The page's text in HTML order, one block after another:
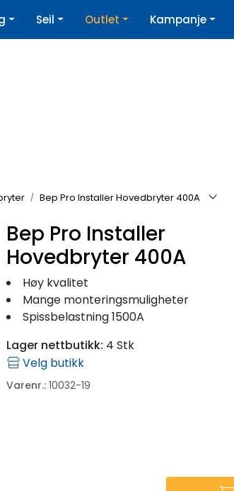
Seil Outlet Kampanje
Bep Pro Installer Hovedbryter 400A
Bep Pro Installer
Hovedbryter 400A
Høy kvalitet
Mange monteringsmuligheter
Spissbelastning 1500A
Lager nettbutikk: 4 Stk
Velg butikk
Varenr.: 10032-19